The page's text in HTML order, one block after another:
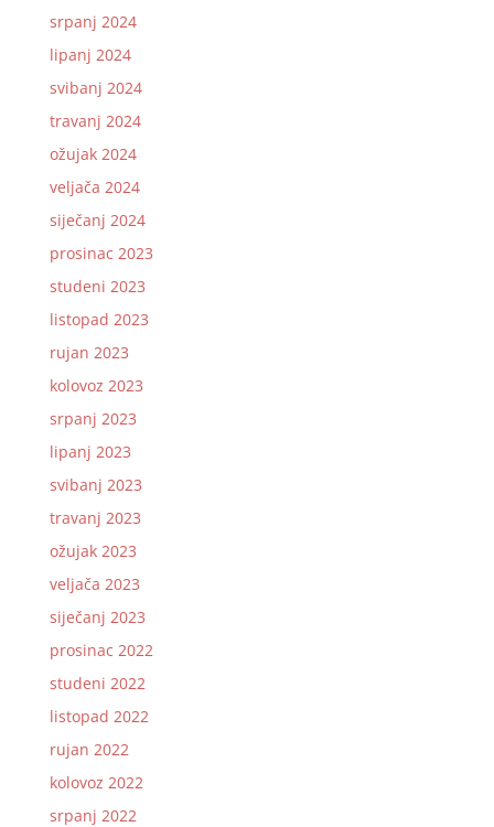
srpanj 2024
lipanj 2024
svibanj 2024
travanj 2024
ožujak 2024
veljača 2024
siječanj 2024
prosinac 2023
studeni 2023
listopad 2023
rujan 2023
kolovoz 2023
srpanj 2023
lipanj 2023
svibanj 2023
travanj 2023
ožujak 2023
veljača 2023
siječanj 2023
prosinac 2022
studeni 2022
listopad 2022
rujan 2022
kolovoz 2022
srpanj 2022